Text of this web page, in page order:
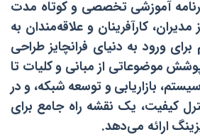
آموزشی تخصصی و کوتاه مدت
کارآفرینان و علاقه‌مندان به
ورود به دنیای فرانچایز طراحی
موضوعاتی از مبانی و کلیات تا
بازاریابی و توسعه شبکه، و در
کیفیت، یک نقشه راه جامع برای
ارائه می‌دهد.​​​​​​​